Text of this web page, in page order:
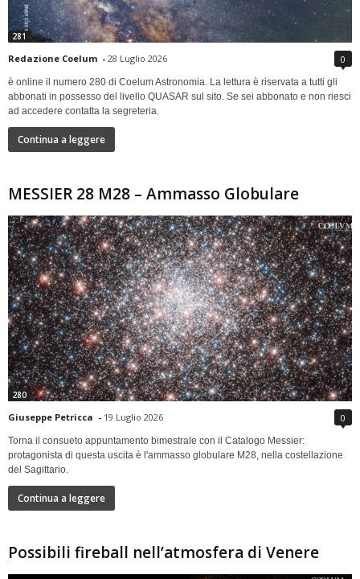
281
Redazione Coelum - 28 Luglio 2026 0
è online il numero 280 di Coelum Astronomia. La lettura è riservata a tutti gli
abbonati in possesso del livello QUASAR sul sito. Se sei abbonato e non riesci
ad accedere contatta la segreteria.
Continua a leggere
MESSIER 28 M28 – Ammasso Globulare
280
Giuseppe Petricca - 19 Luglio 2026 0
Torna il consueto appuntamento bimestrale con il Catalogo Messier:
protagonista di questa uscita è l'ammasso globulare M28, nella costellazione
del Sagittario.
Continua a leggere
Possibili fireball nell’atmosfera di Venere